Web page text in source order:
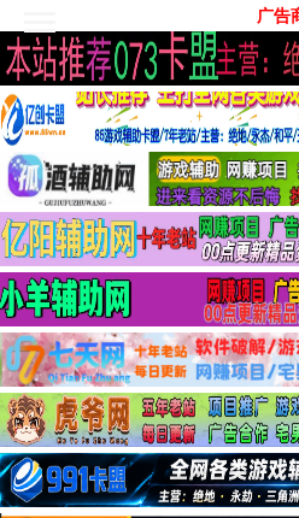
广告
首页
技术学习
安卓绿化
单机游戏
社交娱乐
系统工具
活动线报
常用办公
源码收集
值得一看